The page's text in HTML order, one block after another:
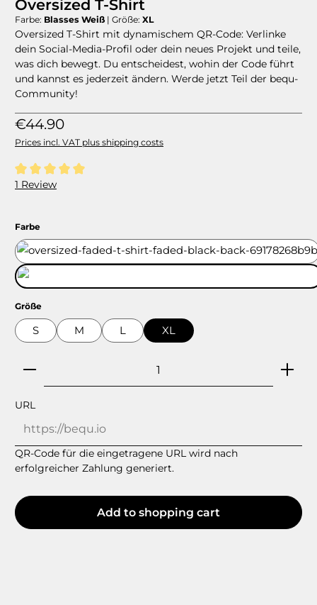
Oversized T-Shirt
Farbe: Blasses Weiß | Größe: XL
Oversized T-Shirt mit dynamischem QR-Code: Verlinke
dein Social-Media-Profil oder dein neues Projekt und teile,
was dich bewegt. Du entscheidest, wohin der Code führt
und kannst es jederzeit ändern. Werde jetzt Teil der bequ-
Community!
Regular price:
€44.90
Prices incl. VAT plus shipping costs
Average rating of 5 out of 5 stars
1 Review
Select
Farbe
Select
Größe
S M L XL
Product Quantity: Enter the desired amount
URL
QR-Code für die eingetragene URL wird nach
erfolgreicher Zahlung generiert.
Add to shopping cart